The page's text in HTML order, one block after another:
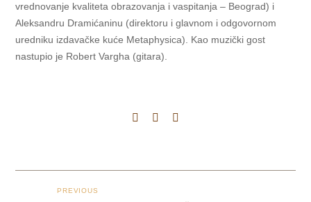
vrednovanje kvaliteta obrazovanja i vaspitanja – Beograd) i
Aleksandru Dramićaninu (direktoru i glavnom i odgovornom
uredniku izdavačke kuće Metaphysica). Kao muzički gost
nastupio je Robert Vargha (gitara).
PREVIOUS